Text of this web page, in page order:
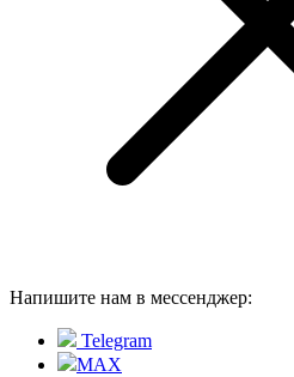
Напишите нам в мессенджер:
Telegram
MAX